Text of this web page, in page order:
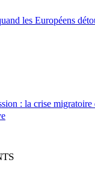
les Européens
: la crise migratoire